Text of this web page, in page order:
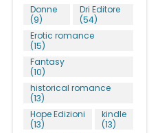
Donne
(9)
Dri Editore
(54)
Erotic romance
(15)
Fantasy
(10)
historical romance
(13)
Hope Edizioni
(13)
kindle
(13)